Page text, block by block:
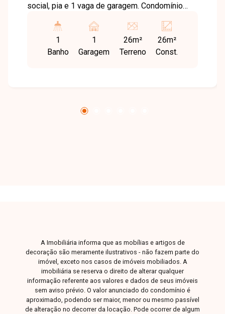
social, pia e 1 vaga de garagem. Condomínio
energia, recepção, refeitório, banheiros,
vestiários, circuito de câmeras e serviço de
limpeza.
1
Banho
1
Garagem
26m²
Terreno
26m²
Const.
A Imobiliária informa que as mobílias e artigos de
decoração são meramente ilustrativos - não fazem parte do
imóvel, exceto nos casos de imóveis mobiliados. A
imobiliária se reserva o direito de alterar qualquer
informação referente aos valores e dados de seus imóveis
sem aviso prévio. O valor anunciado do condomínio é
aproximado, podendo ser maior, menor ou mesmo passível
de alteração no decorrer da locação. Pode ocorrer de algum